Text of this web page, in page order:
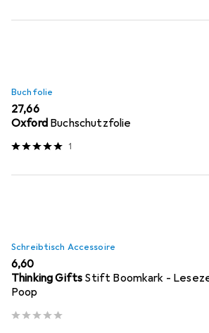
Buchfolie
EUR
27,66
Oxford Buchschutzfolie
1
Schreibtisch Accessoire
EUR
6,60
Thinking Gifts Stift Boomkark -
Poop